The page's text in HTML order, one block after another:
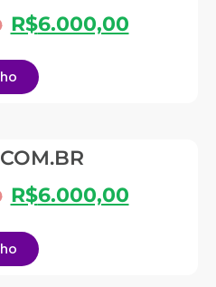
R$6.000,00
R$6.000,00